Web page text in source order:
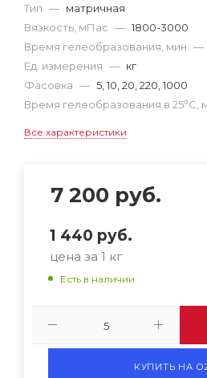
Тип — матричная
Вязкость, мПас — 1800-3000
Время гелеобразования, мин —
Ед. измерения — кг
Фасовка — 5, 10, 20, 220, 1000
Время гелеобразования в 25°С,
Все характеристики
7 200 руб.
1 440 руб.
цена за 1 кг
Есть в наличии
КУПИТЬ НА